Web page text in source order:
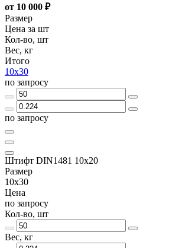
от 10 000 ₽
Размер
Цена за шт
Кол-во, шт
Вес, кг
Итого
10х30
по запросу
по запросу
Штифт DIN1481 10х20
Размер
10х30
Цена
по запросу
Кол-во, шт
Вес, кг